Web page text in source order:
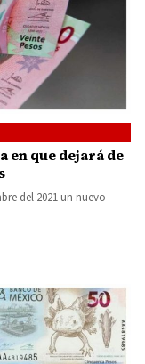
en que dejará de
del 2021 un nuevo